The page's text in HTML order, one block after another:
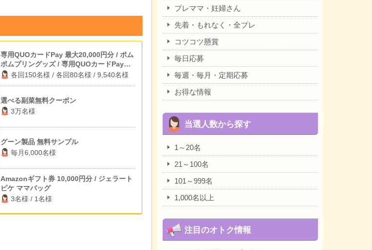
専用QUOカードPay 最大20,000円分 / ポム
ポムプリングッズ / 専用QUOカードPay
500円分
各回150名様 / 各回80名様 / 9,540名様
選べる副菜無料クーポン
3万名様
グーン製品 無料サンプル
毎月6,000名様
Amazonギフト券 10,000円分 / ジェラート
ピケ ママバッグ
3名様 / 1名様
プレママ・妊婦さん
先着・もれなく・全プレ
コツコツ懸賞
毎日応募
毎週・毎月・定期応募
お得な情報
当選人数から探す
1～20名
21～100名
101～999名
1,000名以上
注目のオトク情報